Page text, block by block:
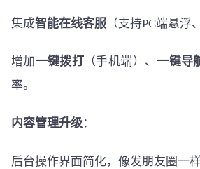
集成智能在线客服 （支持PC端悬浮
增加一键拨打 （手机端）、一键导
率。
内容管理升级：
后台操作界面简化，像发朋友圈一